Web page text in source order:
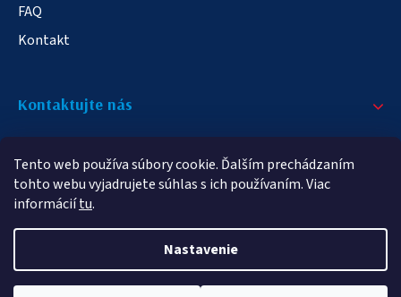
Tento web používa súbory cookie. Ďalším prechádzaním
tohto webu vyjadrujete súhlas s ich používaním. Viac
informáciítu.
Nastavenie
FAQ
Kontakt
Kontaktujte nás
info@elampa.sk
elampy.sk. Všetky práva vyhradené.